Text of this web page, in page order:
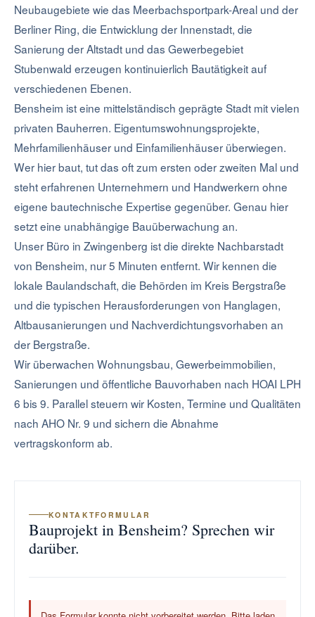
Neubaugebiete wie das Meerbachsportpark-Areal und der
Berliner Ring, die Entwicklung der Innenstadt, die
Sanierung der Altstadt und das Gewerbegebiet
Stubenwald erzeugen kontinuierlich Bautätigkeit auf
verschiedenen Ebenen.
Bensheim ist eine mittelständisch geprägte Stadt mit vielen
privaten Bauherren. Eigentumswohnungsprojekte,
Mehrfamilienhäuser und Einfamilienhäuser überwiegen.
Wer hier baut, tut das oft zum ersten oder zweiten Mal und
steht erfahrenen Unternehmern und Handwerkern ohne
eigene bautechnische Expertise gegenüber. Genau hier
setzt eine unabhängige Bauüberwachung an.
Unser Büro in Zwingenberg ist die direkte Nachbarstadt
von Bensheim, nur 5 Minuten entfernt. Wir kennen die
lokale Baulandschaft, die Behörden im Kreis Bergstraße
und die typischen Herausforderungen von Hanglagen,
Altbausanierungen und Nachverdichtungsvorhaben an
der Bergstraße.
Wir überwachen Wohnungsbau, Gewerbeimmobilien,
Sanierungen und öffentliche Bauvorhaben nach HOAI LPH
6 bis 9. Parallel steuern wir Kosten, Termine und Qualitäten
nach AHO Nr. 9 und sichern die Abnahme
vertragskonform ab.
KONTAKTFORMULAR
Bauprojekt in Bensheim? Sprechen wir
darüber.